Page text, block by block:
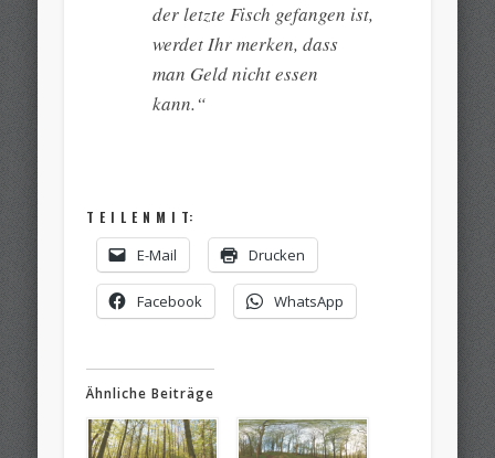
der letzte Fisch gefangen ist,
werdet Ihr merken, dass
man Geld nicht essen
kann.“
T E I L E N M I T:
E-Mail Drucken
Facebook WhatsApp
Ähnliche Beiträge